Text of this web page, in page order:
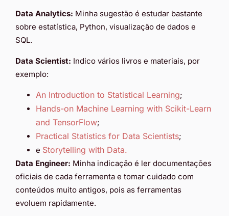
Data Analytics: Minha sugestão é estudar bastante
sobre estatística, Python, visualização de dados e
SQL.
Data Scientist: Indico vários livros e materiais, por
exemplo:
An Introduction to Statistical Learning;
Hands-on Machine Learning with Scikit-Learn
and TensorFlow;
Practical Statistics for Data Scientists;
e Storytelling with Data.
Data Engineer: Minha indicação é ler documentações
oficiais de cada ferramenta e tomar cuidado com
conteúdos muito antigos, pois as ferramentas
evoluem rapidamente.